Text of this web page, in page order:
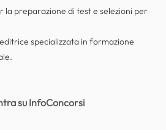
la preparazione di test e selezioni per
specializzata in formazione
su InfoConcorsi